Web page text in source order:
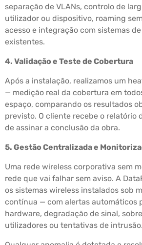
separação de VLANs, controlo de
utilizador ou dispositivo, roaming
acesso e integração com sistemas
existentes.
4. Validação e Teste de Cobertura
Após a instalação, realizamos um
— medição real da cobertura em
espaço, comparando os resultados
previsto. O cliente recebe o relatório
de assinar a conclusão da obra.
5. Gestão Centralizada e
Uma rede wireless corporativa sem
rede que vai falhar sem aviso. A
os sistemas wireless instalados sob
contínua — com alertas automáticos
hardware, degradação de sinal,
utilizadores ou tentativas de intrusão.